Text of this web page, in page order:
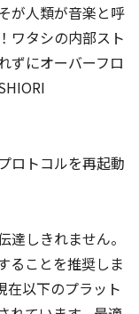
が人類が音楽と呼
ワタシの内部スト
ずにオーバーフロ
ロトコルを再起動
達しきれません。
ることを推奨しま
在以下のプラット